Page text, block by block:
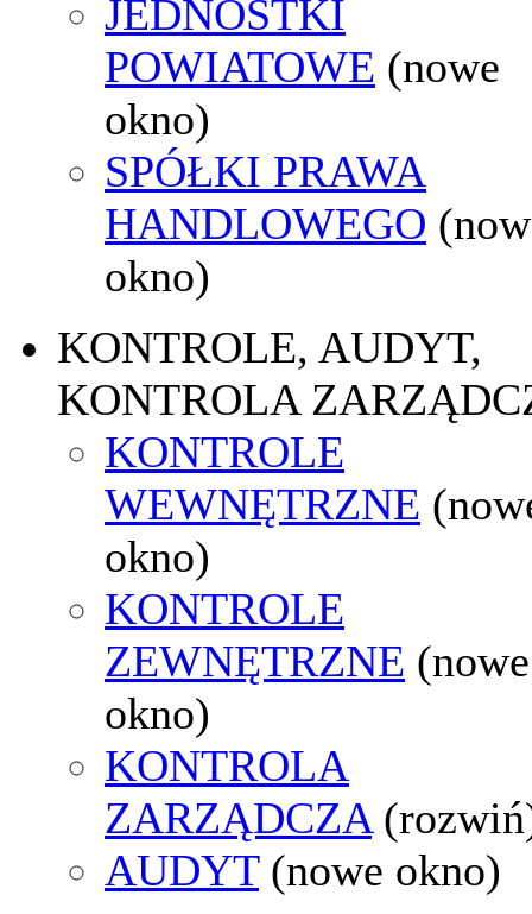
JEDNOSTKI
POWIATOWE (nowe
okno)
SPÓŁKI PRAWA
HANDLOWEGO
okno)
KONTROLE, AUDYT,
KONTROLA
KONTROLE
WEWNĘTRZNE
okno)
KONTROLE
ZEWNĘTRZNE (nowe
okno)
KONTROLA
ZARZĄDCZA
AUDYT (nowe okno)